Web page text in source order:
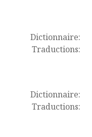
Dictionnaire:
Traductions:
Dictionnaire:
Traductions: